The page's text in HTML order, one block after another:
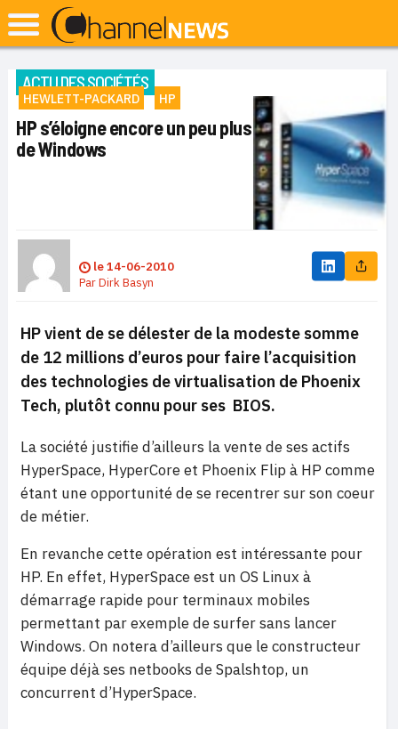
ACTU DES SOCIÉTÉS
HEWLETT-PACKARD HP
HP s’éloigne encore un peu plus
de Windows
le14-06-2010
ParDirk Basyn
HP vient de se délester de la modeste somme
de 12 millions d’euros pour faire l’acquisition
des technologies de virtualisation de Phoenix
Tech, plutôt connu pour ses BIOS.
La société justifie d’ailleurs la vente de ses actifs
HyperSpace, HyperCore et Phoenix Flip à HP comme
étant une opportunité de se recentrer sur son coeur
de métier.
En revanche cette opération est intéressante pour
HP. En effet, HyperSpace est un OS Linux à
démarrage rapide pour terminaux mobiles
permettant par exemple de surfer sans lancer
Windows. On notera d’ailleurs que le constructeur
équipe déjà ses netbooks de Spalshtop, un
concurrent d’HyperSpace.